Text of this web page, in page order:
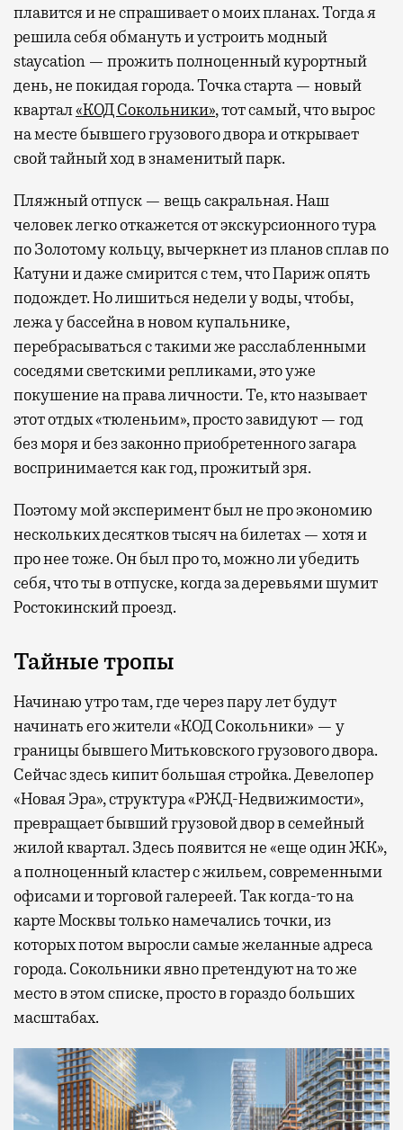
плавится и не спрашивает о моих планах. Тогда я
решила себя обмануть и устроить модный
staycation — прожить полноценный курортный
день, не покидая города. Точка старта — новый
квартал«КОД Сокольники», тот самый, что вырос
на месте бывшего грузового двора и открывает
свой тайный ход в знаменитый парк.
Пляжный отпуск — вещь сакральная. Наш
человек легко откажется от экскурсионного тура
по Золотому кольцу, вычеркнет из планов сплав по
Катуни и даже смирится с тем, что Париж опять
подождет. Но лишиться недели у воды, чтобы,
лежа у бассейна в новом купальнике,
перебрасываться с такими же расслабленными
соседями светскими репликами, это уже
покушение на права личности. Те, кто называет
этот отдых «тюленьим», просто завидуют — год
без моря и без законно приобретенного загара
воспринимается как год, прожитый зря.
Поэтому мой эксперимент был не про экономию
нескольких десятков тысяч на билетах — хотя и
про нее тоже. Он был про то, можно ли убедить
себя, что ты в отпуске, когда за деревьями шумит
Ростокинский проезд.
Тайные тропы
Начинаю утро там, где через пару лет будут
начинать его жители «КОД Сокольники» — у
границы бывшего Митьковского грузового двора.
Сейчас здесь кипит большая стройка. Девелопер
«Новая Эра», структура «РЖД-Недвижимости»,
превращает бывший грузовой двор в семейный
жилой квартал. Здесь появится не «еще один ЖК»,
а полноценный кластер с жильем, современными
офисами и торговой галереей. Так когда-то на
карте Москвы только намечались точки, из
которых потом выросли самые желанные адреса
города. Сокольники явно претендуют на то же
место в этом списке, просто в гораздо больших
масштабах.